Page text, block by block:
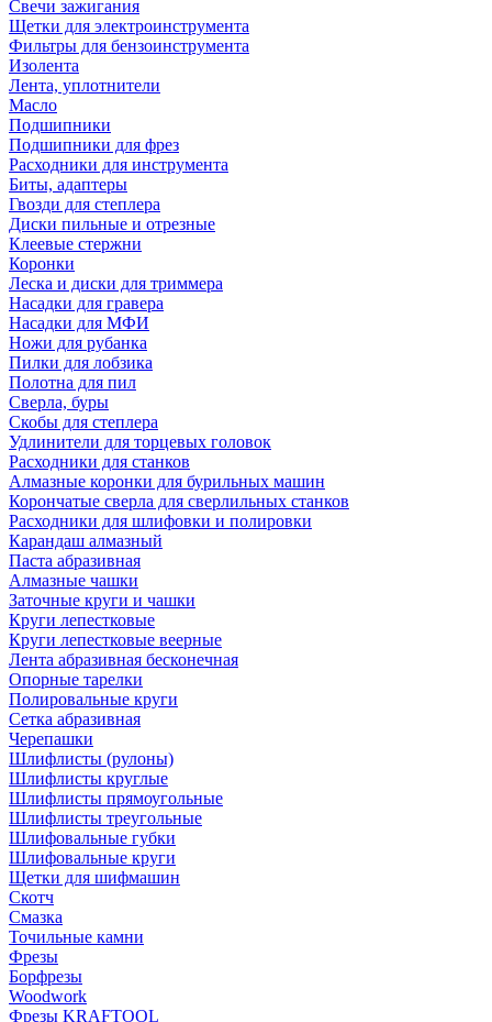
Свечи зажигания
Щетки для электроинструмента
Фильтры для бензоинструмента
Изолента
Лента, уплотнители
Масло
Подшипники
Подшипники для фрез
Расходники для инструмента
Биты, адаптеры
Гвозди для степлера
Диски пильные и отрезные
Клеевые стержни
Коронки
Леска и диски для триммера
Насадки для гравера
Насадки для МФИ
Ножи для рубанка
Пилки для лобзика
Полотна для пил
Сверла, буры
Скобы для степлера
Удлинители для торцевых головок
Расходники для станков
Алмазные коронки для бурильных машин
Корончатые сверла для сверлильных станков
Расходники для шлифовки и полировки
Карандаш алмазный
Паста абразивная
Алмазные чашки
Заточные круги и чашки
Круги лепестковые
Круги лепестковые веерные
Лента абразивная бесконечная
Опорные тарелки
Полировальные круги
Сетка абразивная
Черепашки
Шлифлисты (рулоны)
Шлифлисты круглые
Шлифлисты прямоугольные
Шлифлисты треугольные
Шлифовальные губки
Шлифовальные круги
Щетки для шифмашин
Скотч
Смазка
Точильные камни
Фрезы
Борфрезы
Woodwork
Фрезы KRAFTOOL